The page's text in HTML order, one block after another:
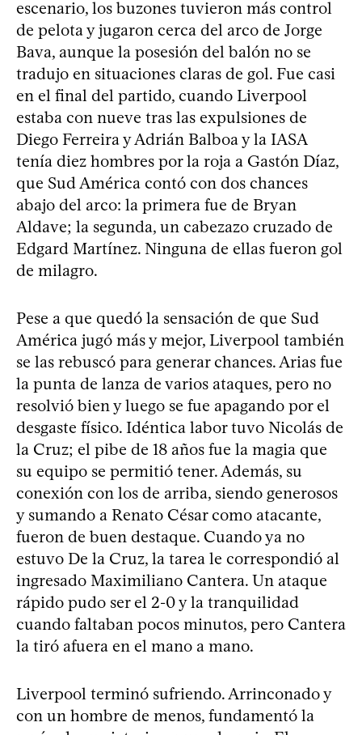
escenario, los buzones tuvieron más control
de pelota y jugaron cerca del arco de Jorge
Bava, aunque la posesión del balón no se
tradujo en situaciones claras de gol. Fue casi
en el final del partido, cuando Liverpool
estaba con nueve tras las expulsiones de
Diego Ferreira y Adrián Balboa y la IASA
tenía diez hombres por la roja a Gastón Díaz,
que Sud América contó con dos chances
abajo del arco: la primera fue de Bryan
Aldave; la segunda, un cabezazo cruzado de
Edgard Martínez. Ninguna de ellas fueron gol
de milagro.
Pese a que quedó la sensación de que Sud
América jugó más y mejor, Liverpool también
se las rebuscó para generar chances. Arias fue
la punta de lanza de varios ataques, pero no
resolvió bien y luego se fue apagando por el
desgaste físico. Idéntica labor tuvo Nicolás de
la Cruz; el pibe de 18 años fue la magia que
su equipo se permitió tener. Además, su
conexión con los de arriba, siendo generosos
y sumando a Renato César como atacante,
fueron de buen destaque. Cuando ya no
estuvo De la Cruz, la tarea le correspondió al
ingresado Maximiliano Cantera. Un ataque
rápido pudo ser el 2-0 y la tranquilidad
cuando faltaban pocos minutos, pero Cantera
la tiró afuera en el mano a mano.
Liverpool terminó sufriendo. Arrinconado y
con un hombre de menos, fundamentó la